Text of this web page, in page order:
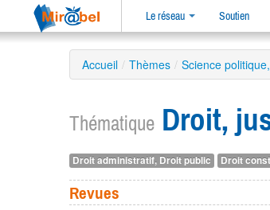
Le réseau Soutien
Accueil / Thèmes / Science
Thématique Droit,
Droit administratif, Droit public Droit
Revues